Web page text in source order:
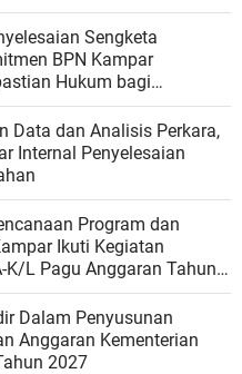
Sengketa
BPN Kampar
Hukum bagi
Data dan Analisis Perkara,
Internal Penyelesaian
Program dan
Ikuti Kegiatan
K/L Pagu Anggaran Tahun
Dalam Penyusunan
Anggaran Kementerian
2027